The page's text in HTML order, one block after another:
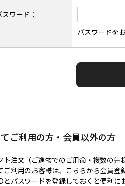
スワード：
パスワードを
ご利用の方・会員以外の方
注文（ご進物でのご用命・複数の先
ご利用のお客様は、こちらから会員登
とパスワードを登録しておくと便利に